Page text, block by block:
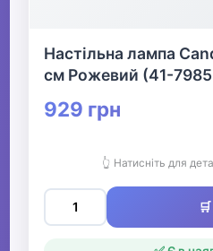
Настільна лампа
см Рожевий (41-
929 грн
👆 Натисніть для